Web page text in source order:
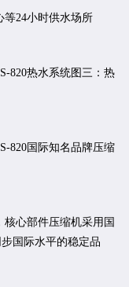
24小时供水场所
820热水系统图三：热
820国际知名品牌压缩
心部件压缩机采用国
国际水平的稳定品